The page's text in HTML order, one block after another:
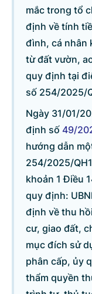
mắc trong tổ
định về tính
đình, cá nhân
từ đất vườn,
quy định tại
số 254/2025/
Ngày 31/01/
định số 49/
hướng dẫn
254/2025/
khoản 1 Điều
quy định:
định về thu
cư, giao đất,
mục đích sử
phân cấp, ủy
thẩm quyền